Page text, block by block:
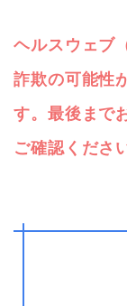
ヘルスウェブ
詐欺の可能性
す。最後まで
ご確認くださ